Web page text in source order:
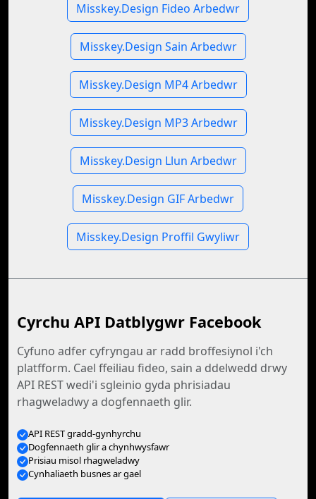
Misskey.Design Fideo Arbedwr
Misskey.Design Sain Arbedwr
Misskey.Design MP4 Arbedwr
Misskey.Design MP3 Arbedwr
Misskey.Design Llun Arbedwr
Misskey.Design GIF Arbedwr
Misskey.Design Proffil Gwyliwr
Cyrchu API Datblygwr Facebook
Cyfuno adfer cyfryngau ar radd broffesiynol i'ch
platfform. Cael ffeiliau fideo, sain a ddelwedd drwy
API REST wedi'i sgleinio gyda phrisiadau
rhagweladwy a dogfennaeth glir.
API REST gradd-gynhyrchu
Dogfennaeth glir a chynhwysfawr
Prisiau misol rhagweladwy
Cynhaliaeth busnes ar gael